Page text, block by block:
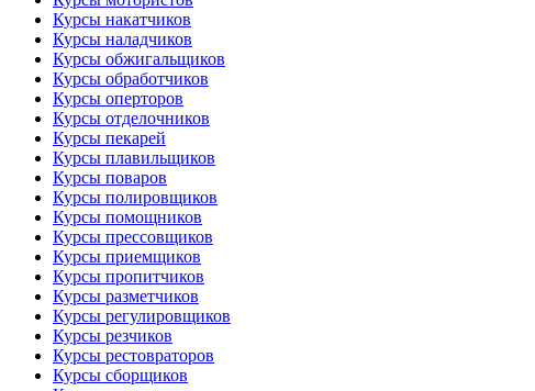
Курсы накатчиков
Курсы наладчиков
Курсы обжигальщиков
Курсы обработчиков
Курсы оперторов
Курсы отделочников
Курсы пекарей
Курсы плавильщиков
Курсы поваров
Курсы полировщиков
Курсы помощников
Курсы прессовщиков
Курсы приемщиков
Курсы пропитчиков
Курсы разметчиков
Курсы регулировщиков
Курсы резчиков
Курсы рестовраторов
Курсы сборщиков